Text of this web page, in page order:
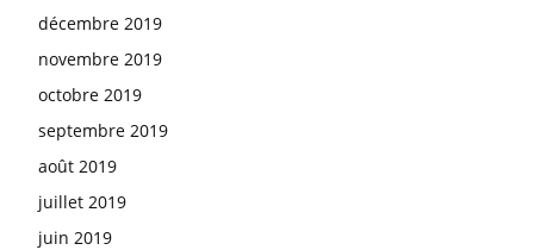
décembre 2019
novembre 2019
octobre 2019
septembre 2019
août 2019
juillet 2019
juin 2019